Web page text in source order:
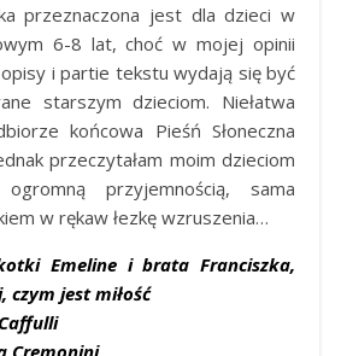
przeznaczona jest dla dzieci w
6-8 lat, choć w mojej opinii
i partie tekstu wydają się być
starszym dzieciom. Niełatwa
końcowa Pieśń Słoneczna
przeczytałam moim dzieciom
przyjemnością, sama
w rękaw łezkę wzruszenia…
Emeline i brata Franciszka,
czym jest miłość